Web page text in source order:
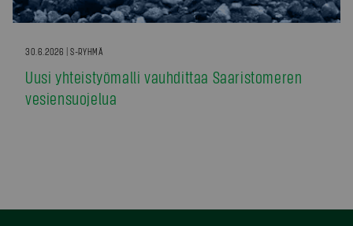
30.6.2026 | S-RYHMÄ
Uusi yhteistyömalli vauhdittaa Saaristomeren
vesiensuojelua